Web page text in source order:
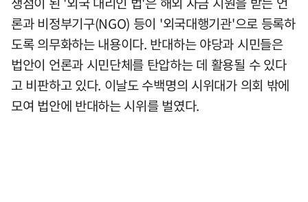
론과 비정부기구(NGO) 등이 '외국대행기관'으로 등록하
도록 의무화하는 내용이다. 반대하는 야당과 시민들은
법안이 언론과 시민단체를 탄압하는 데 활용될 수 있다
고 비판하고 있다. 이날도 수백명의 시위대가 의회 밖에
모여 법안에 반대하는 시위를 벌였다.